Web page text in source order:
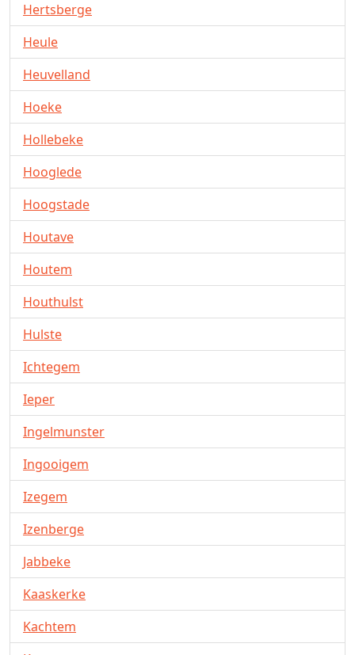
Hertsberge
Heule
Heuvelland
Hoeke
Hollebeke
Hooglede
Hoogstade
Houtave
Houtem
Houthulst
Hulste
Ichtegem
Ieper
Ingelmunster
Ingooigem
Izegem
Izenberge
Jabbeke
Kaaskerke
Kachtem